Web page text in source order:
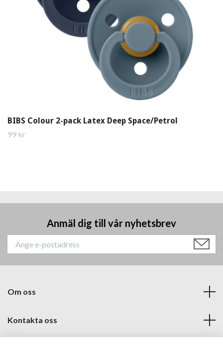
BIBS Colour 2-pack Latex Deep Space/Petrol
99 kr
Anmäl dig till vår nyhetsbrev
Om oss
Kontakta oss